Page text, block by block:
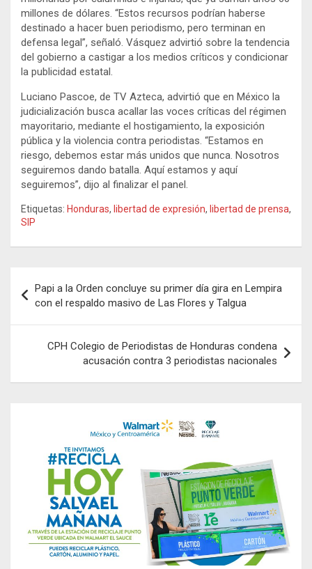
millones de dólares. “Estos recursos podrían haberse
destinado a hacer buen periodismo, pero terminan en
defensa legal”, señaló. Vásquez advirtió sobre la tendencia
del gobierno a castigar a los medios críticos y condicionar
la publicidad estatal.
Luciano Pascoe, de TV Azteca, advirtió que en México la
judicialización busca acallar las voces críticas del régimen
mayoritario, mediante el hostigamiento, la exposición
pública y la violencia contra periodistas. “Estamos en
riesgo, debemos estar más unidos que nunca. Nosotros
seguiremos dando batalla. Aquí estamos y aquí
seguiremos”, dijo al finalizar el panel.
Etiquetas: Honduras, libertad de expresión, libertad de prensa,
SIP
de
entradas
Papi a la Orden concluye su primer día gira en Lempira
con el respaldo masivo de Las Flores y Talgua
CPH Colegio de Periodistas de Honduras condena
acusación contra 3 periodistas nacionales